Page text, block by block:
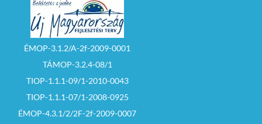
ÉMOP-3.1.2/A-2f-2009-0001
TÁMOP-3.2.4-08/1
TIOP-1.1.1-09/1-2010-0043
TIOP-1.1.1-07/1-2008-0925
ÉMOP-4.3.1/2/2F-2f-2009-0007